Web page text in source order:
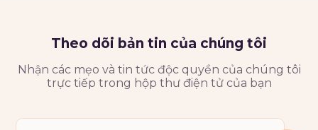
Theo dõi bản tin của chúng tôi
Nhận các mẹo và tin tức độc quyền của chúng tôi
trực tiếp trong hộp thư điện tử của bạn